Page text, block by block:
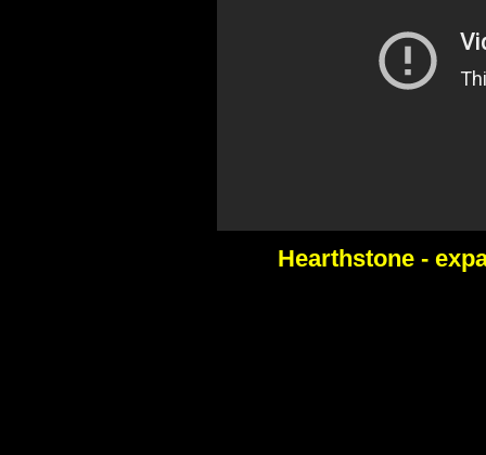
Hearthstone -